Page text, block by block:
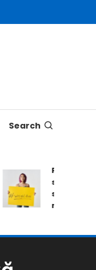
Search
Pastila
slăbire de
scorurile
mobilității